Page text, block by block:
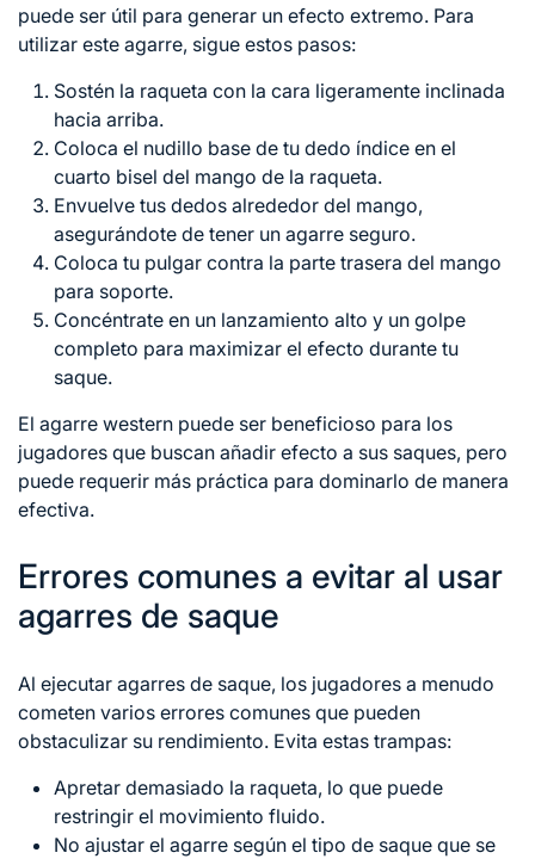
puede ser útil para generar un efecto extremo. Para
utilizar este agarre, sigue estos pasos:
Sostén la raqueta con la cara ligeramente inclinada
hacia arriba.
Coloca el nudillo base de tu dedo índice en el
cuarto bisel del mango de la raqueta.
Envuelve tus dedos alrededor del mango,
asegurándote de tener un agarre seguro.
Coloca tu pulgar contra la parte trasera del mango
para soporte.
Concéntrate en un lanzamiento alto y un golpe
completo para maximizar el efecto durante tu
saque.
El agarre western puede ser beneficioso para los
jugadores que buscan añadir efecto a sus saques, pero
puede requerir más práctica para dominarlo de manera
efectiva.
Errores comunes a evitar al usar
agarres de saque
Al ejecutar agarres de saque, los jugadores a menudo
cometen varios errores comunes que pueden
obstaculizar su rendimiento. Evita estas trampas:
Apretar demasiado la raqueta, lo que puede
restringir el movimiento fluido.
No ajustar el agarre según el tipo de saque que se